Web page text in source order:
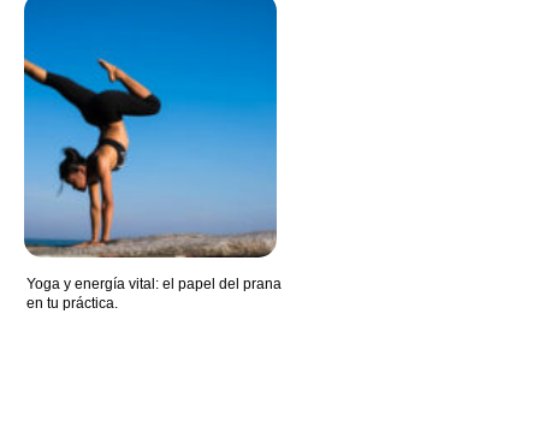
Yoga y energía vital: el papel del prana
en tu práctica.